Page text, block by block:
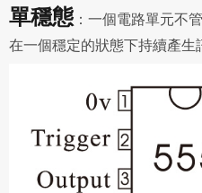
單穩態 ：一個電路單元不
在一個穩定的狀態下持續產生
還沒有註冊帳號
會員得於本系統內使用授權
創用CC授權或其他授權者，
似方法流通授權內容。
以其他方法規避。
吉寶系統公司得不定期公告與
四、會員授權